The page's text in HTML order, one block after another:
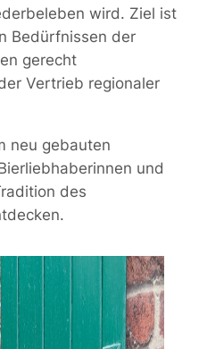
wird. Ziel ist
Bedürfnissen der
gerecht
Vertrieb regionaler
neu gebauten
und
des